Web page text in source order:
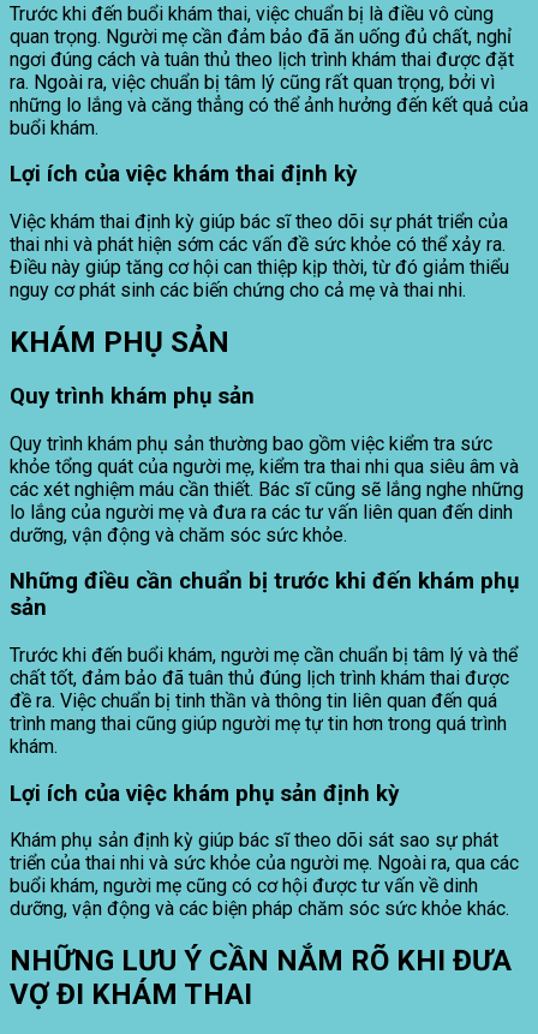
Trước khi đến buổi khám thai, việc chuẩn bị là điều vô cùng
quan trọng. Người mẹ cần đảm bảo đã ăn uống đủ chất, nghỉ
ngơi đúng cách và tuân thủ theo lịch trình khám thai được đặt
ra. Ngoài ra, việc chuẩn bị tâm lý cũng rất quan trọng, bởi vì
những lo lắng và căng thẳng có thể ảnh hưởng đến kết quả của
buổi khám.
Lợi ích của việc khám thai định kỳ
Việc khám thai định kỳ giúp bác sĩ theo dõi sự phát triển của
thai nhi và phát hiện sớm các vấn đề sức khỏe có thể xảy ra.
Điều này giúp tăng cơ hội can thiệp kịp thời, từ đó giảm thiểu
nguy cơ phát sinh các biến chứng cho cả mẹ và thai nhi.
KHÁM PHỤ SẢN
Quy trình khám phụ sản
Quy trình khám phụ sản thường bao gồm việc kiểm tra sức
khỏe tổng quát của người mẹ, kiểm tra thai nhi qua siêu âm và
các xét nghiệm máu cần thiết. Bác sĩ cũng sẽ lắng nghe những
lo lắng của người mẹ và đưa ra các tư vấn liên quan đến dinh
dưỡng, vận động và chăm sóc sức khỏe.
Những điều cần chuẩn bị trước khi đến khám phụ
sản
Trước khi đến buổi khám, người mẹ cần chuẩn bị tâm lý và thể
chất tốt, đảm bảo đã tuân thủ đúng lịch trình khám thai được
đề ra. Việc chuẩn bị tinh thần và thông tin liên quan đến quá
trình mang thai cũng giúp người mẹ tự tin hơn trong quá trình
khám.
Lợi ích của việc khám phụ sản định kỳ
Khám phụ sản định kỳ giúp bác sĩ theo dõi sát sao sự phát
triển của thai nhi và sức khỏe của người mẹ. Ngoài ra, qua các
buổi khám, người mẹ cũng có cơ hội được tư vấn về dinh
dưỡng, vận động và các biện pháp chăm sóc sức khỏe khác.
NHỮNG LƯU Ý CẦN NẮM RÕ KHI ĐƯA
VỢ ĐI KHÁM THAI